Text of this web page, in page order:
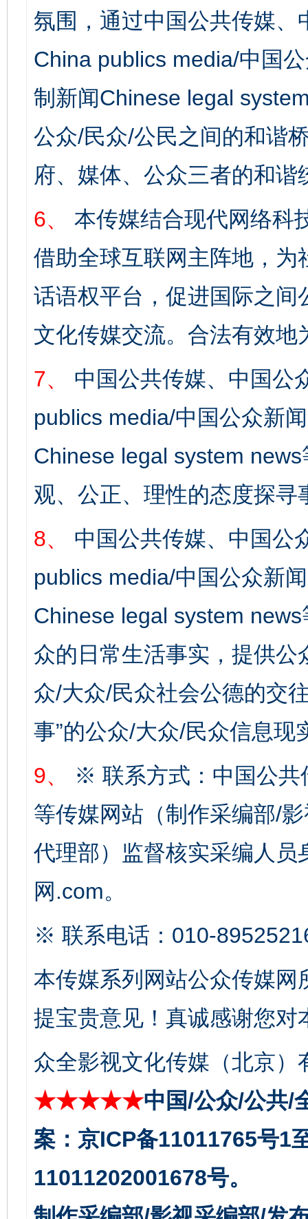
氛围，通过中国公共传媒
China publics media/中国
制新闻Chinese legal
公众/民众/公民之间的和谐
府、媒体、公众三者的和谐
6、
本传媒结合现代网络科
借助全球互联网主阵地，
话语权平台，促进国际之
文化传媒交流。合法有效地
7、
中国公共传媒、中国公
publics media/中国公众新
Chinese legal system
观、公正、理性的态度探寻
8、
中国公共传媒、中国公
publics media/中国公众新
Chinese legal system
众的日常生活事实，提供
众/大众/民众社会公德的交
事”的公众/大众/民众信息现
9、
※ 联系方式：中国公共
等传媒网站（制作采编部/
代理部）监督核实采编人员
网.com。
※ 联系电话：010-
本传媒系列网站公众传媒
提宝贵意见！真诚感谢您
众全影视文化传媒（北京）
★★★★★中国/公众/公共/
案：京ICP备11011765号1
11011202001678号。
东山县通报“牛蛙产品抗生素超标问题” 法